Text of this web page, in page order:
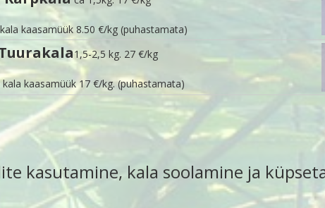
kaasamüük 8.50 €/kg (puhastamata)
1,5-2,5 kg. 27 €/kg
kala kaasamüük 17 €/kg. (puhastamata)
kasutamine, kala soolamine ja